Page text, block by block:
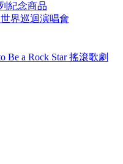
紀念商品
界巡迴演唱會
Be a Rock Star 搖滾歌劇